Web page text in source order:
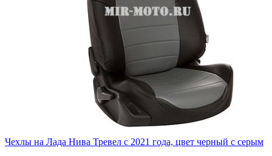
Чехлы на Лада Нива Тревел с 2021 года, цвет черный с серым